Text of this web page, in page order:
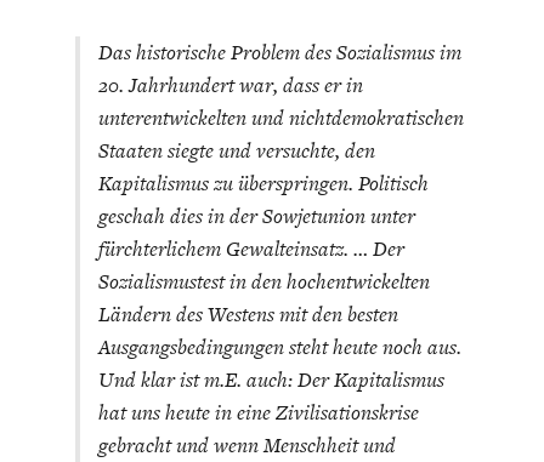
Das historische Problem des Sozialismus im
20. Jahrhundert war, dass er in
unterentwickelten und nichtdemokratischen
Staaten siegte und versuchte, den
Kapitalismus zu überspringen. Politisch
geschah dies in der Sowjetunion unter
fürchterlichem Gewalteinsatz. … Der
Sozialismustest in den hochentwickelten
Ländern des Westens mit den besten
Ausgangsbedingungen steht heute noch aus.
Und klar ist m.E. auch: Der Kapitalismus
hat uns heute in eine Zivilisationskrise
gebracht und wenn Menschheit und